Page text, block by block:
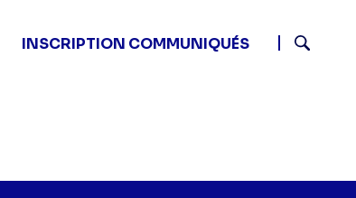
INSCRIPTION COMMUNIQUÉS